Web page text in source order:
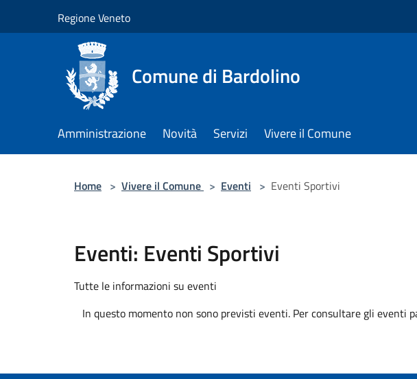
Regione Veneto
Comune di Bardolino
Amministrazione Novità Servizi Vivere il Comune
Home > Vivere il Comune > Eventi > Eventi Sportivi
Eventi: Eventi Sportivi
Tutte le informazioni su eventi
In questo momento non sono previsti eventi. Per consultare gli eventi